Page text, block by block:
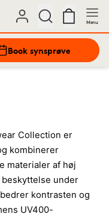
Menu
Book synsprøve
Collection er
kombinerer
materialer af høj
under
kontrasten og
UV400-